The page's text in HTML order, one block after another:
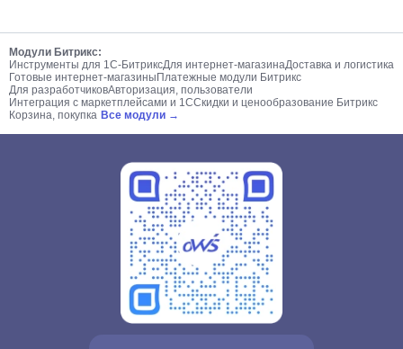
Модули Битрикс:
Инструменты для 1С-БитриксДля интернет-магазинаДоставка и логистика
Готовые интернет-магазины Платежные модули Битрикс
Для разработчиковАвторизация, пользователи
Интеграция с маркетплейсами и 1ССкидки и ценообразование Битрикс
Корзина, покупка Все модули →